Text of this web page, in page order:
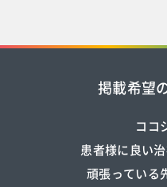
掲載希望
ココ
患者様に良い
頑張っている